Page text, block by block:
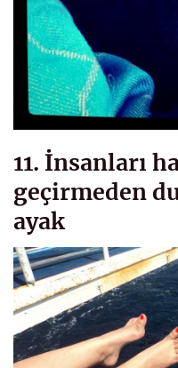
11. İnsanları
geçirmeden
ayak